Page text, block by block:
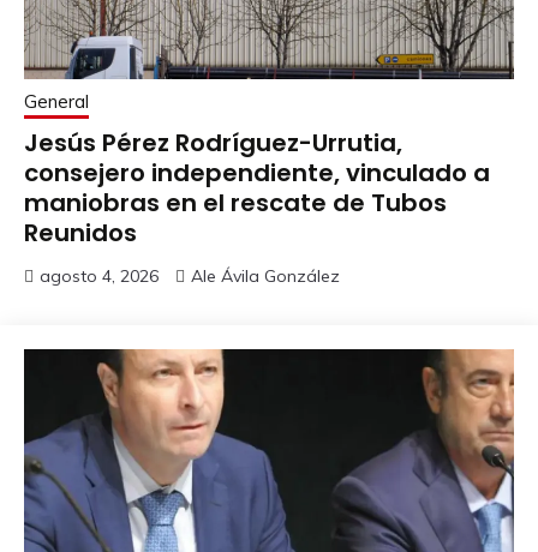
General
Jesús Pérez Rodríguez-Urrutia,
consejero independiente, vinculado a
maniobras en el rescate de Tubos
Reunidos
agosto 4, 2026 Ale Ávila González